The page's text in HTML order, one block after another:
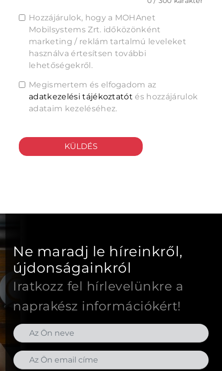
Hozzájárulok, hogy a MOHAnet
Mobilsystems Zrt. időközönként
marketing / reklám tartalmú leveleket
használva értesítsen további
lehetőségekről.
Megismertem és elfogadom az
adatkezelési tájékoztatót és hozzájárulok
adataim kezeléséhez.
KÜLDÉS
Ne maradj le híreinkről,
újdonságainkról
Iratkozz fel hírlevelünkre a
naprakész információkért!